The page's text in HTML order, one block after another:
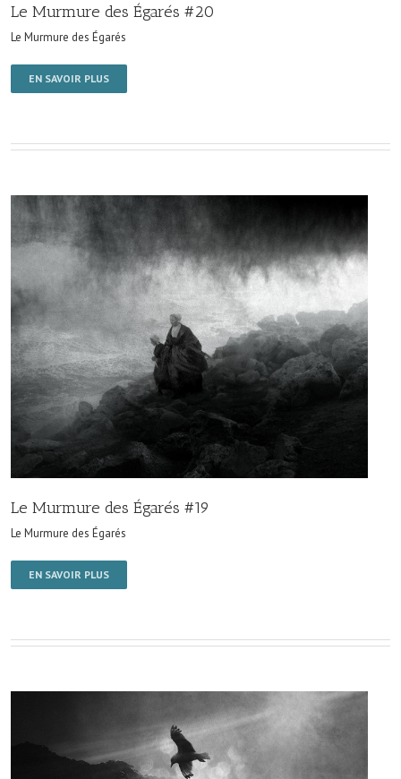
Le Murmure des Égarés #20
Le Murmure des Égarés
EN SAVOIR PLUS
Le Murmure des Égarés #19
Le Murmure des Égarés
EN SAVOIR PLUS